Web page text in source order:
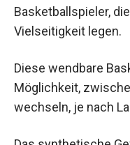
Vielseitigkeit legen.
Möglichkeit,
zu wechseln, je